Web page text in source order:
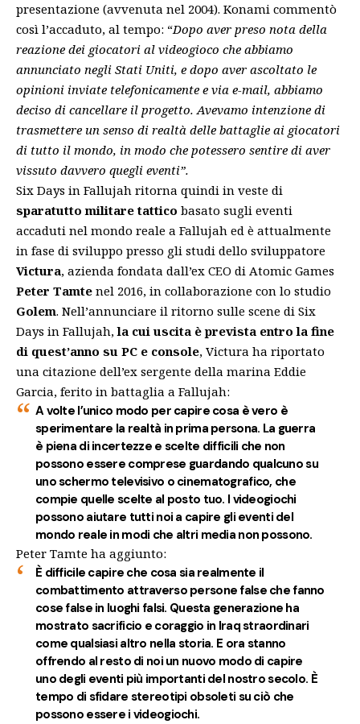
presentazione (avvenuta nel 2004). Konami commentò
così l’accaduto, al tempo: “Dopo aver preso nota della
reazione dei giocatori al videogioco che abbiamo
annunciato negli Stati Uniti, e dopo aver ascoltato le
opinioni inviate telefonicamente e via e-mail, abbiamo
deciso di cancellare il progetto. Avevamo intenzione di
trasmettere un senso di realtà delle battaglie ai giocatori
di tutto il mondo, in modo che potessero sentire di aver
vissuto davvero quegli eventi”.
Six Days in Fallujah ritorna quindi in veste di
sparatutto militare tattico basato sugli eventi
accaduti nel mondo reale a Fallujah ed è attualmente
in fase di sviluppo presso gli studi dello sviluppatore
Victura, azienda fondata dall’ex CEO di Atomic Games
Peter Tamte nel 2016, in collaborazione con lo studio
Golem. Nell’annunciare il ritorno sulle scene di Six
Days in Fallujah, la cui uscita è prevista entro la fine
di quest’anno su PC e console, Victura ha riportato
una citazione dell’ex sergente della marina Eddie
Garcia, ferito in battaglia a Fallujah:
A volte l’unico modo per capire cosa è vero è
sperimentare la realtà in prima persona. La guerra
è piena di incertezze e scelte difficili che non
possono essere comprese guardando qualcuno su
uno schermo televisivo o cinematografico, che
compie quelle scelte al posto tuo. I videogiochi
possono aiutare tutti noi a capire gli eventi del
mondo reale in modi che altri media non possono.
Peter Tamte ha aggiunto:
È difficile capire che cosa sia realmente il
combattimento attraverso persone false che fanno
cose false in luoghi falsi. Questa generazione ha
mostrato sacrificio e coraggio in Iraq straordinari
come qualsiasi altro nella storia. E ora stanno
offrendo al resto di noi un nuovo modo di capire
uno degli eventi più importanti del nostro secolo. È
tempo di sfidare stereotipi obsoleti su ciò che
possono essere i videogiochi.